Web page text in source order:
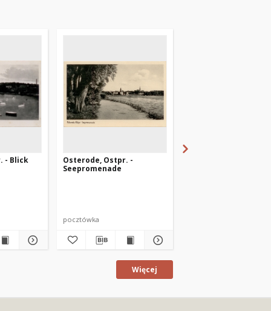
- Blick
Osterode, Ostpr. -
Seepromenade
pocztówka
Więcej